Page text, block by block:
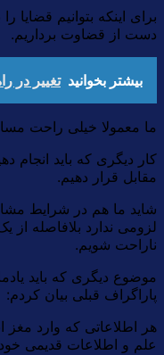
برای اینکه بتوانیم قضایا
دست از قضاوت برداریم.
بیشتر بخوانید تغییر در
ما معمولا خیلی راحت
کار دیگری که باید انجام
مقابل قرار دهیم.
شاید ما هم در شرایط
لزومی ندارد بلافاصله از
ناراحت شویم.
موضوع دیگری که باید
پاراگراف قبلی بیان کردم:
هر اطلاعاتی که وارد مغز
علم و اطلاعات قدیمی